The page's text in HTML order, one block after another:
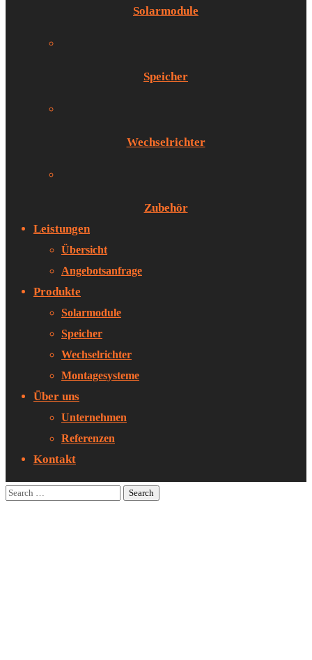
Solarmodule
Speicher
Wechselrichter
Zubehör
Leistungen
Übersicht
Angebotsanfrage
Produkte
Solarmodule
Speicher
Wechselrichter
Montagesysteme
Über uns
Unternehmen
Referenzen
Kontakt